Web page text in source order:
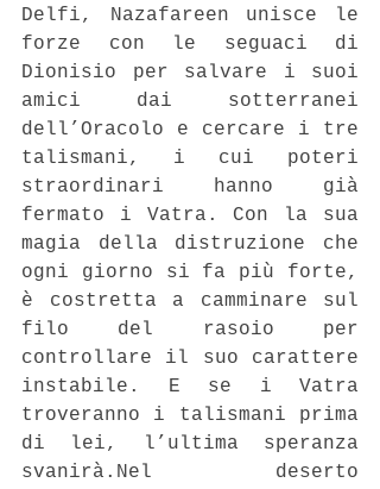
Delfi, Nazafareen unisce le
forze con le seguaci di
Dionisio per salvare i suoi
amici dai sotterranei
dell’Oracolo e cercare i tre
talismani, i cui poteri
straordinari hanno già
fermato i Vatra. Con la sua
magia della distruzione che
ogni giorno si fa più forte,
è costretta a camminare sul
filo del rasoio per
controllare il suo carattere
instabile. E se i Vatra
troveranno i talismani prima
di lei, l’ultima speranza
svanirà.Nel deserto